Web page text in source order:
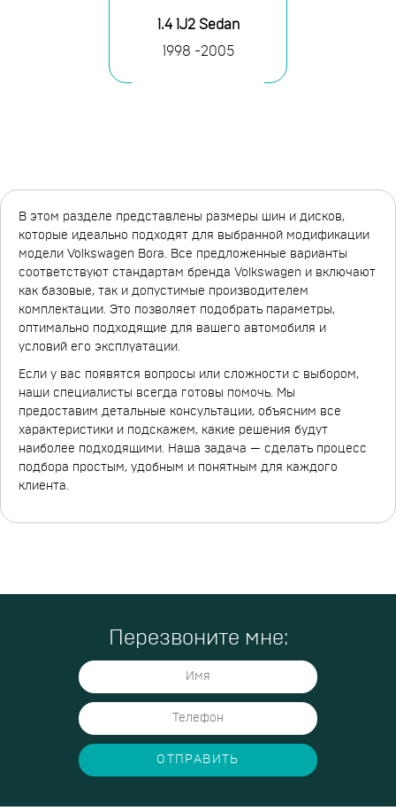
1.4 1J2 Sedan
1998 -2005
В этом разделе представлены размеры шин и дисков,
которые идеально подходят для выбранной модификации
модели Volkswagen Bora. Все предложенные варианты
соответствуют стандартам бренда Volkswagen и включают
как базовые, так и допустимые производителем
комплектации. Это позволяет подобрать параметры,
оптимально подходящие для вашего автомобиля и
условий его эксплуатации.
Если у вас появятся вопросы или сложности с выбором,
наши специалисты всегда готовы помочь. Мы
предоставим детальные консультации, объясним все
характеристики и подскажем, какие решения будут
наиболее подходящими. Наша задача — сделать процесс
подбора простым, удобным и понятным для каждого
клиента.
Перезвоните мне:
ОТПРАВИТЬ